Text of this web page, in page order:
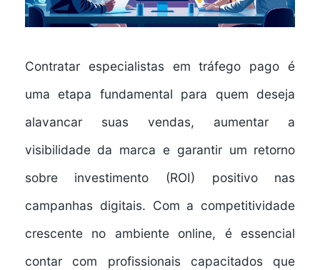
Contratar especialistas em tráfego pago é
uma etapa fundamental para quem deseja
alavancar suas vendas, aumentar a
visibilidade da marca e garantir um retorno
sobre investimento (ROI) positivo nas
campanhas digitais. Com a competitividade
crescente no ambiente online, é essencial
contar com profissionais capacitados que